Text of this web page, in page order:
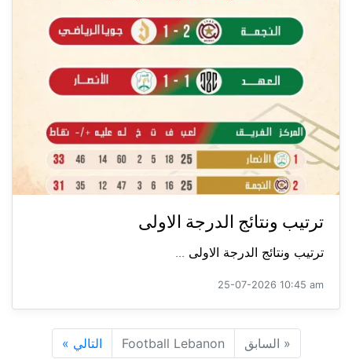
ترتيب ونتائج الدرجة الاولى
ترتيب ونتائج الدرجة الاولى ...
25-07-2026 10:45 am
« السابق Football Lebanon التالي »